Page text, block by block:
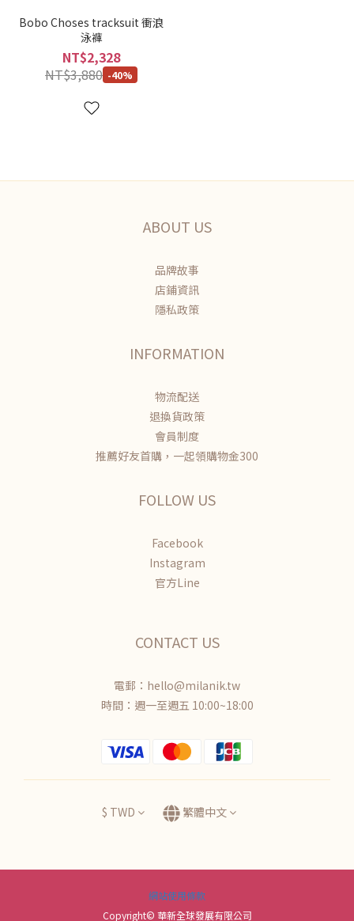
Bobo Choses tracksuit 衝浪
泳褲
NT$2,328
NT$3,880 -40%
ABOUT US
品牌故事
店鋪資訊
隱私政策
INFORMATION
物流配送
退換貨政策
會員制度
推薦好友首購，一起領購物金300
FOLLOW US
Facebook
Instagram
官方Line
CONTACT US
電郵：hello@milanik.tw
時間：週一至週五 10:00~18:00
$ TWD 繁體中文
網站使用條款
Copyright© 華新全球發展有限公司